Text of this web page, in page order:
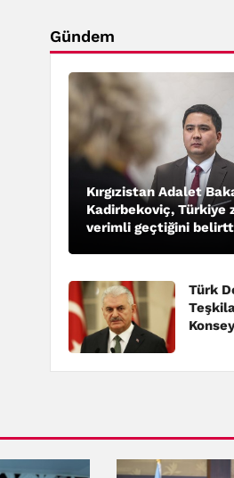
Gündem
Kırgızistan Adalet
Kadirbekoviç, Türkiye
verimli geçtiğini
Türk